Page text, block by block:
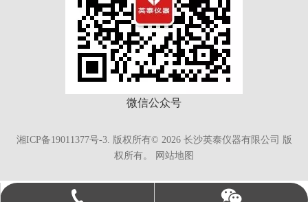
微信公众号
湘ICP备19011377号-3. 版权所有© 2026长沙英泰仪器有限公司 版
权所有。
网站地图